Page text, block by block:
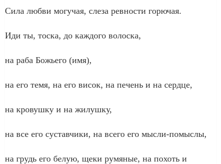
Сила любви могучая, слеза ревности горючая.
Иди ты, тоска, до каждого волоска,
на раба Божьего (имя),
на его темя, на его висок, на печень и на сердце,
на кровушку и на жилушку,
на все его суставчики, на всего его мысли-помыслы,
на грудь его белую, щеки румяные, на похоть и